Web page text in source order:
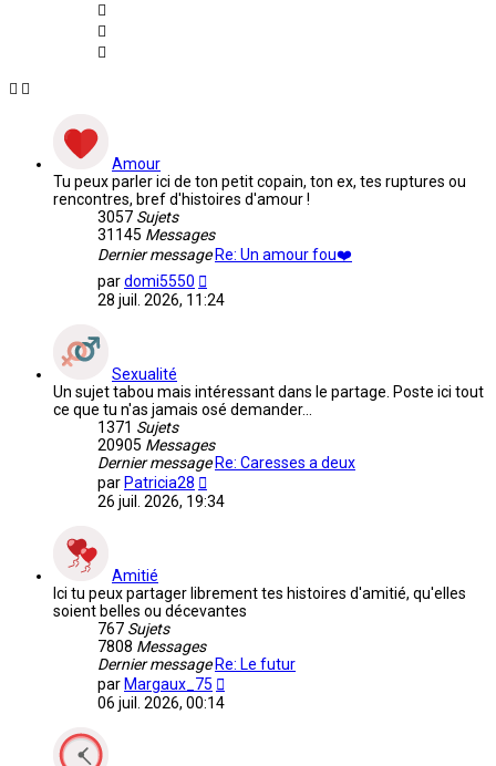
Amour
Tu peux parler ici de ton petit copain, ton ex, tes ruptures ou
rencontres, bref d'histoires d'amour !
3057 Sujets
31145 Messages
Dernier message Re: Un amour fou❤️
pardomi5550
le
28 juil. 2026, 11:24
Sexualité
Un sujet tabou mais intéressant dans le partage. Poste ici tout
ce que tu n'as jamais osé demander...
1371 Sujets
20905 Messages
Dernier message Re: Caresses a deux
par Patricia28
le
26 juil. 2026, 19:34
Amitié
Ici tu peux partager librement tes histoires d'amitié, qu'elles
soient belles ou décevantes
767 Sujets
7808 Messages
Dernier message Re: Le futur
par Margaux_75
06 juil. 2026, 00:14